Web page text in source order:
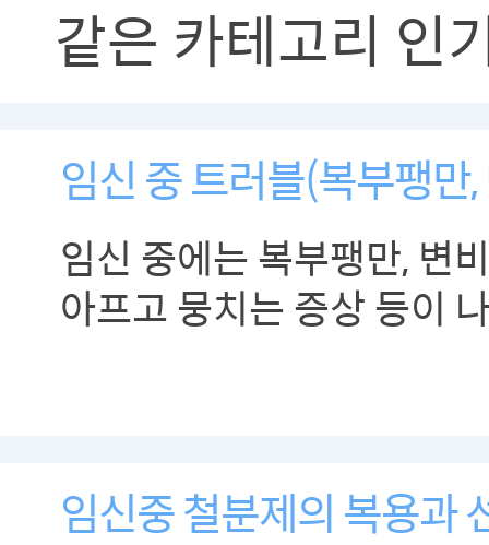
같은 카테고리 인
임신 중 트러블(복부팽만
임신 중에는 복부팽만, 변
아프고 뭉치는 증상 등이
임신중 철분제의 복용과